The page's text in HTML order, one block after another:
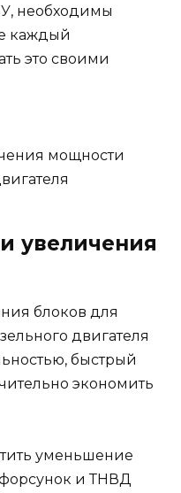
необходимы
каждый
это своими
увеличения
блоков для
двигателя
быстрый
экономить
уменьшение
и ТНВД